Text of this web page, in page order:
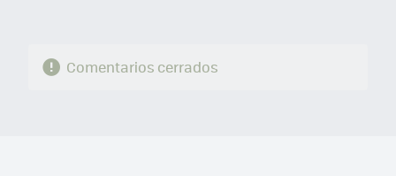
Comentarios cerrados